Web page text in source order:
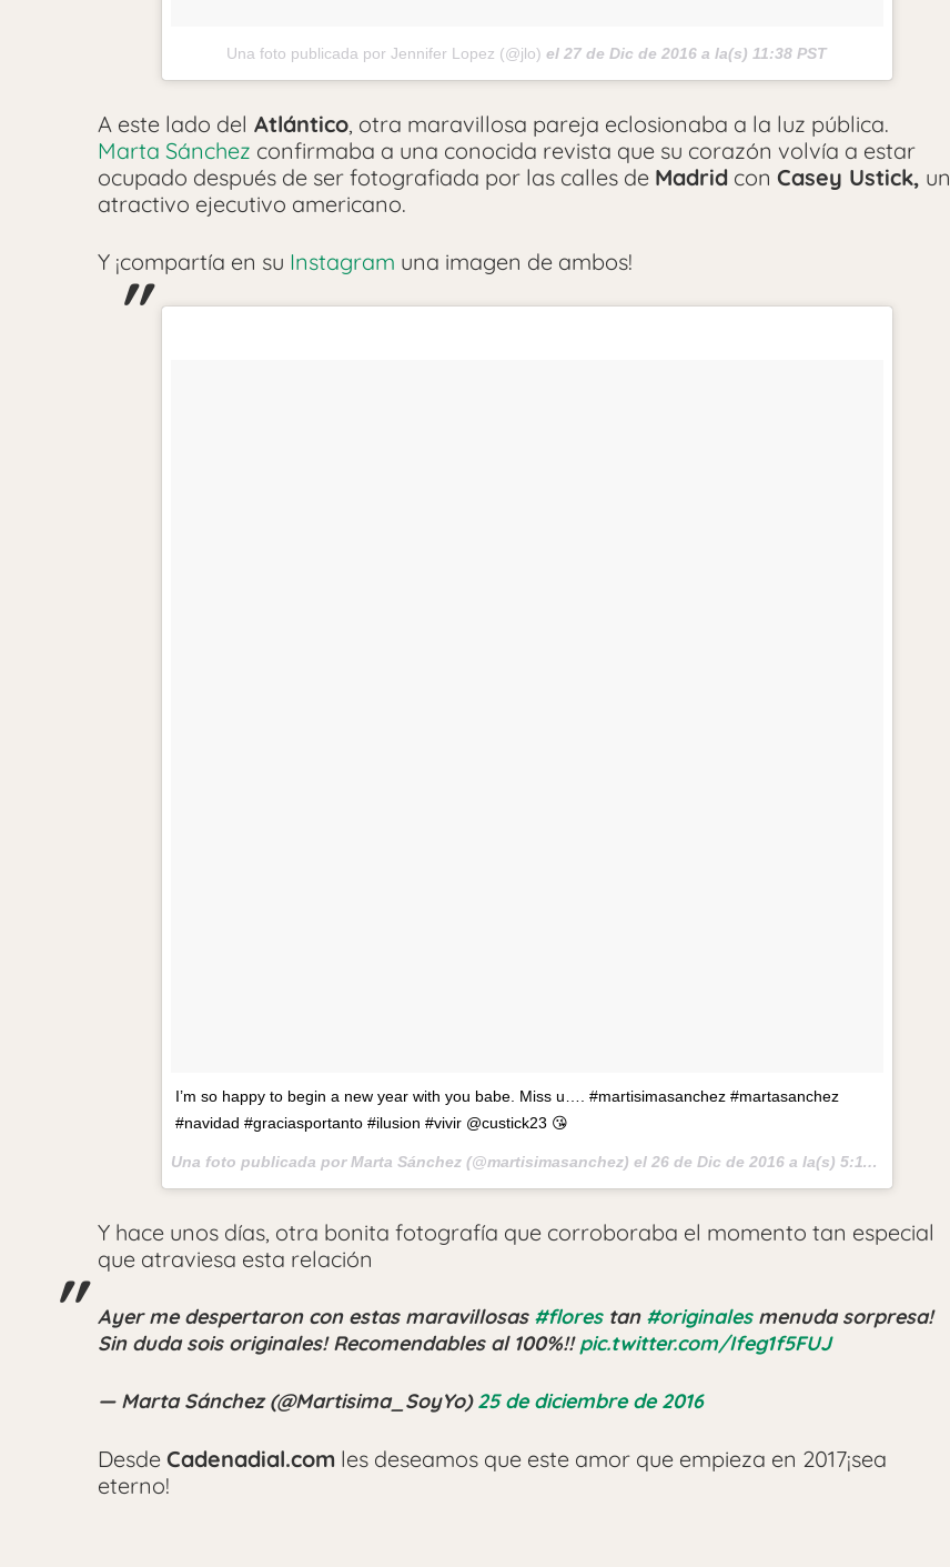
Una foto publicada por Jennifer Lopez (@jlo) el27 de Dic de 2016 a la(s) 11:38 PST
A este lado del Atlántico, otra maravillosa pareja eclosionaba a la luz pública.
Marta Sánchez confirmaba a una conocida revista que su corazón volvía a estar
ocupado después de ser fotografiada por las calles de Madrid con Casey Ustick, un
atractivo ejecutivo americano.
Y ¡compartía en su Instagram una imagen de ambos!
I’m so happy to begin a new year with you babe. Miss u…. #martisimasanchez #martasanchez
#navidad #graciasportanto #ilusion #vivir @custick23 😘
Una foto publicada por Marta Sánchez (@martisimasanchez) el 26 de Dic de 2016 a la(s) 5:11 PST
Y hace unos días, otra bonita fotografía que corroboraba el momento tan especial
que atraviesa esta relación
Ayer me despertaron con estas maravillosas #florestan #originalesmenuda sorpresa!
Sin duda sois originales! Recomendables al 100%!!pic.twitter.com/Ifeg1f5FUJ
— Marta Sánchez (@Martisima_SoyYo)25 de diciembre de 2016
Desde Cadenadial.com les deseamos que este amor que empieza en 2017¡sea
eterno!